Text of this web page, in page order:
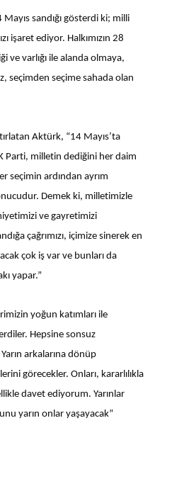
sandığı gösterdi ki; milli
işaret ediyor. Halkımızın 28
ve varlığı ile alanda olmaya,
seçimden seçime sahada olan
Aktürk, “14 Mayıs’ta
Parti, milletin dediğini her daim
seçimin ardından ayrım
Demek ki, milletimizle
ve gayretimizi
çağrımızı, içimize sinerek en
çok iş var ve bunları da
yapar.”
yoğun katımları ile
Hepsine sonsuz
arkalarına dönüp
görecekler. Onları, kararlılıkla
davet ediyorum. Yarınlar
yarın onlar yaşayacak”